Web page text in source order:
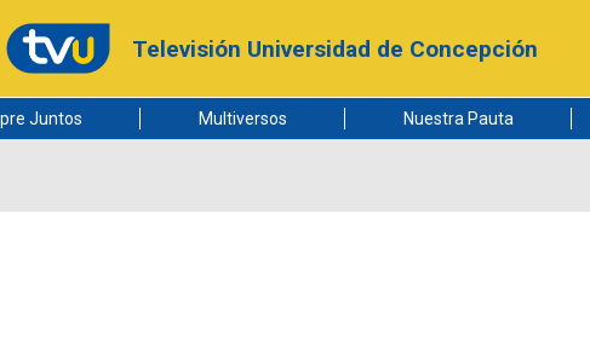
Televisión Universidad de Concepción
Juntos Multiversos Nuestra Pauta